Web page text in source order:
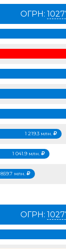
ОГРН:
1 219.3 млн.
1 041.9 млн.
859.7 млн.
ОГРН: